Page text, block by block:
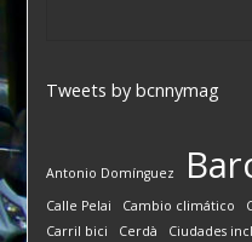
Tweets by bcnnymag
Antonio Domínguez
Calle Pelai
Cambio climático
Carril bici
Cerdà Ciudades